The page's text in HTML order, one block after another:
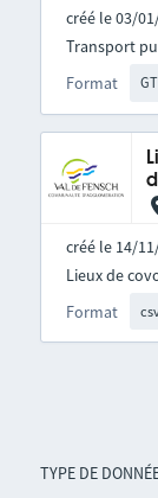
TYPE DE
créé le 03/
Format
Transport
créé le 14/
Format
Lieux de